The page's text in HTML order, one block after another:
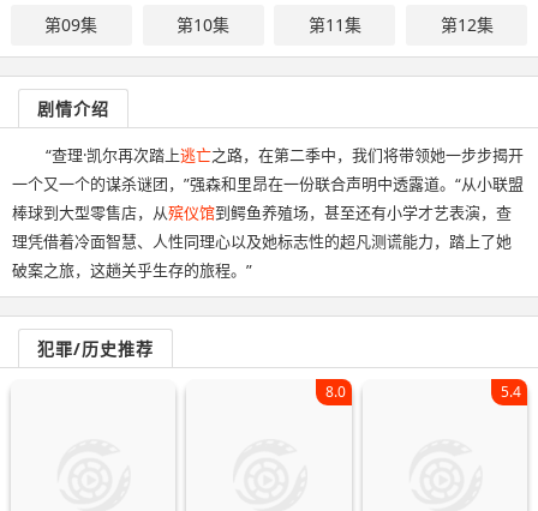
第09集 第10集 第11集 第12集
剧情介绍
“查理·凯尔再次踏上逃亡之路，在第二季中，我们将带领她一步步揭开
一个又一个的谋杀谜团，”强森和里昂在一份联合声明中透露道。“从小联盟
棒球到大型零售店，从殡仪馆到鳄鱼养殖场，甚至还有小学才艺表演，查
理凭借着冷面智慧、人性同理心以及她标志性的超凡测谎能力，踏上了她
破案之旅，这趟关乎生存的旅程。”
犯罪/历史推荐
8.0 5.4